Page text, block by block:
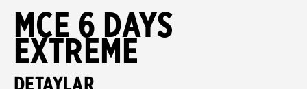
MCE 6 DAYS
EXTREME
DETAYLAR